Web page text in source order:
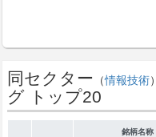
同セクター （情報技術）
グ トップ20
銘柄名称